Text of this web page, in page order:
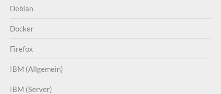
Debian
Docker
Firefox
IBM (Allgemein)
IBM (Server)